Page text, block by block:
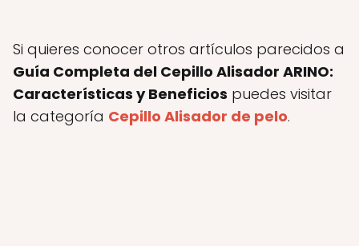
Si quieres conocer otros artículos parecidos a
Guía Completa del Cepillo Alisador ARINO:
Características y Beneficios puedes visitar
la categoría Cepillo Alisador de pelo.